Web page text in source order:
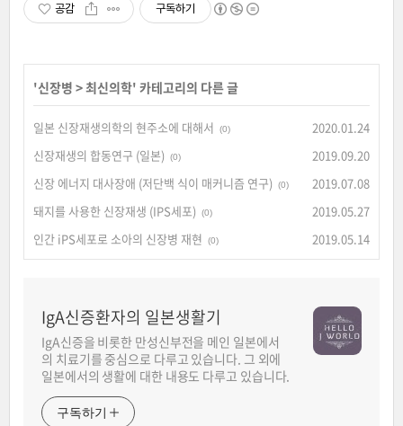
공감 구독하기
'신장병 >최신의학' 카테고리의 다른 글
일본 신장재생의학의 현주소에 대해서 (0)
2020.01.24
신장재생의 합동연구 (일본)
(0)
2019.09.20
신장 에너지 대사장애 (저단백 식이 매커니즘 연구)
(0)
2019.07.08
돼지를 사용한 신장재생 (IPS세포)
(0)
2019.05.27
인간 iPS세포로 소아의 신장병 재현
(0) 2019.05.14
IgA신증환자의 일본생활기
IgA신증을 비롯한 만성신부전을 메인 일본에서
의 치료기를 중심으로 다루고 있습니다. 그 외에
일본에서의 생활에 대한 내용도 다루고 있습니다.
구독하기